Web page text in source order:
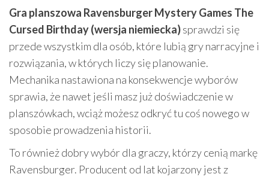
Gra planszowa Ravensburger Mystery Games The
Cursed Birthday (wersja niemiecka)sprawdzi się
przede wszystkim dla osób, które lubią gry narracyjne i
rozwiązania, w których liczy się planowanie.
Mechanika nastawiona na konsekwencje wyborów
sprawia, że nawet jeśli masz już doświadczenie w
planszówkach, wciąż możesz odkryć tu coś nowego w
sposobie prowadzenia historii.
To również dobry wybór dla graczy, którzy cenią markę
Ravensburger. Producent od lat kojarzony jest z